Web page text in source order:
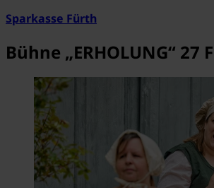
Sparkasse Fürth
Bühne „ERHOLUNG“ 27